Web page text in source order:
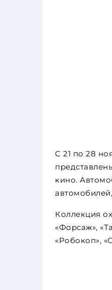
С 21 по 28
кино.
Коллекция
«Форсаж»,
«Робокоп»,